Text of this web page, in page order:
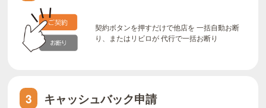
契約ボタンを押すだけで他店を 一括自動お断
り、またはリビロが 代行で一括お断り
3 キャッシュバック申請